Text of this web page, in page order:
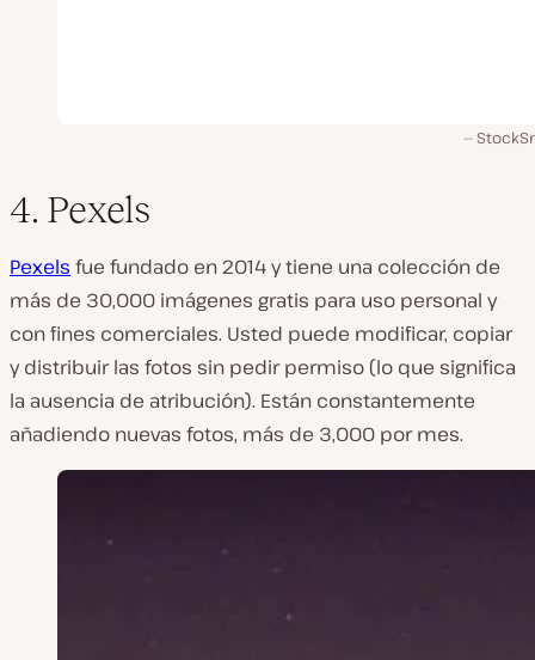
4. Pexels
Pexels fue fundado en 2014 y tiene una colección de
más de 30,000 imágenes gratis para uso personal y
con fines comerciales. Usted puede modificar, copiar
y distribuir las fotos sin pedir permiso (lo que significa
la ausencia de atribución). Están constantemente
añadiendo nuevas fotos, más de 3,000 por mes.